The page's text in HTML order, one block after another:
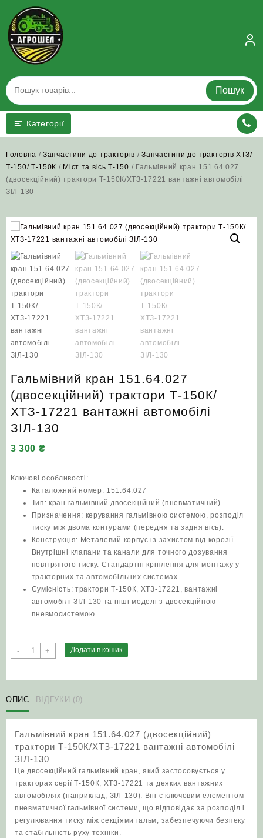
content
Пошук
Категорії
Головна /Запчастини до тракторів /Запчастини до тракторів ХТЗ/
Т-150/ Т-150К / Міст та вісь Т-150 / Гальмівний кран 151.64.027
(двосекційний) трактори Т‑150К/ХТЗ‑17221 вантажні автомобілі
ЗІЛ‑130
Гальмівний кран 151.64.027
(двосекційний) трактори Т‑150К/
ХТЗ‑17221 вантажні автомобілі
ЗІЛ‑130
3 300 ₴
Ключові особливості:
Каталожний номер: 151.64.027
Тип: кран гальмівний двосекційний (пневматичний).
Призначення: керування гальмівною системою, розподіл
тиску між двома контурами (передня та задня вісь).
Конструкція: Металевий корпус із захистом від корозії.
Внутрішні клапани та канали для точного дозування
повітряного тиску. Стандартні кріплення для монтажу у
тракторних та автомобільних системах.
Сумісність: трактори Т‑150К, ХТЗ‑17221, вантажні
автомобілі ЗІЛ‑130 та інші моделі з двосекційною
пневмосистемою.
-
Гальмівний
кран
трактори
Т‑150К/
вантажні
автомобілі
ЗІЛ‑130
кількість
+ Додати в кошик
ОПИС ВІДГУКИ (0)
Гальмівний кран 151.64.027 (двосекційний)
трактори Т‑150К/ХТЗ‑17221 вантажні автомобілі
ЗІЛ‑130
Це двосекційний гальмівний кран, який застосовується у
тракторах серії Т‑150К, ХТЗ‑17221 та деяких вантажних
автомобілях (наприклад, ЗІЛ‑130). Він є ключовим елементом
пневматичної гальмівної системи, що відповідає за розподіл і
регулювання тиску між секціями гальм, забезпечуючи безпеку
та стабільність руху техніки.